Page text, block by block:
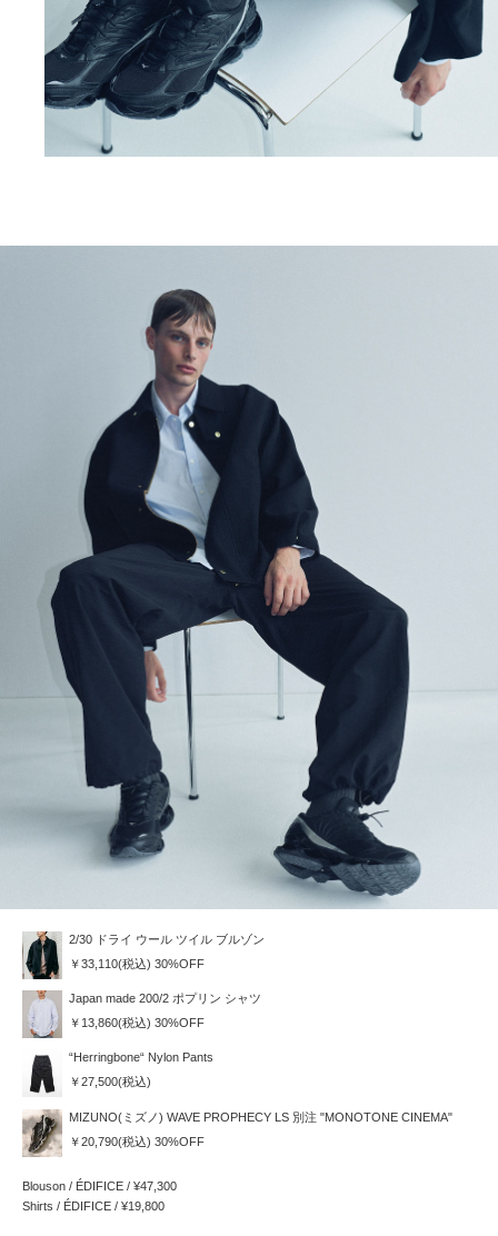
2/30 ドライ ウール ツイル ブルゾン
￥33,110(税込) 30%OFF
Japan made 200/2 ポプリン シャツ
￥13,860(税込) 30%OFF
“Herringbone“ Nylon Pants
￥27,500(税込)
MIZUNO(ミズノ) WAVE PROPHECY LS 別注 "MONOTONE CINEMA"
￥20,790(税込) 30%OFF
Blouson / ÉDIFICE / ¥47,300
Shirts / ÉDIFICE / ¥19,800